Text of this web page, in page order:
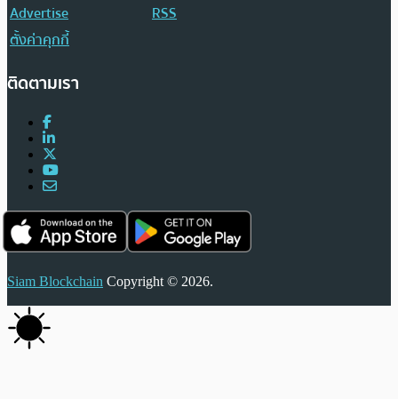
Advertise
RSS
ตั้งค่าคุกกี้
ติดตามเรา
Siam Blockchain Copyright © 2026.